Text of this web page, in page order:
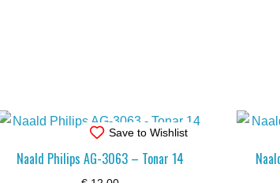
Save to Wishlist
Naald Philips AG-3063 – Tonar 14